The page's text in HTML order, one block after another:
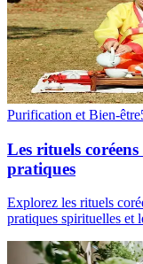
Purification et Bien-être
Les rituels
pratiques
Explorez les rituels
pratiques spirituelles et